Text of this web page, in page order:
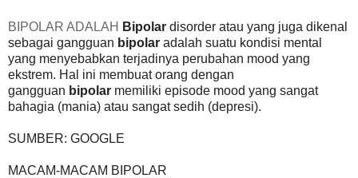
BIPOLAR ADALAH Bipolar disorder atau yang juga dikenal
sebagai gangguan bipolar adalah suatu kondisi mental
yang menyebabkan terjadinya perubahan mood yang
ekstrem. Hal ini membuat orang dengan
gangguan bipolar memiliki episode mood yang sangat
bahagia (mania) atau sangat sedih (depresi).
SUMBER: GOOGLE
MACAM-MACAM BIPOLAR